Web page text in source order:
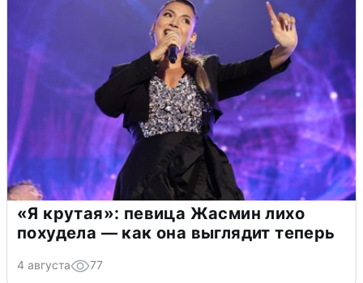
«Я крутая»: певица Жасмин лихо
похудела — как она выглядит теперь
4 августа 77